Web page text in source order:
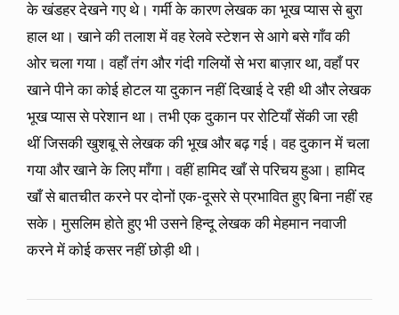
के खंडहर देखने गए थे। गर्मी के कारण लेखक का भूख प्यास से बुरा
हाल था। खाने की तलाश में वह रेलवे स्टेशन से आगे बसे गाँव की
ओर चला गया। वहाँ तंग और गंदी गलियों से भरा बाज़ार था, वहाँ पर
खाने पीने का कोई होटल या दुकान नहीं दिखाई दे रही थी और लेखक
भूख प्यास से परेशान था। तभी एक दुकान पर रोटियाँ सेंकी जा रही
थीं जिसकी खुशबू से लेखक की भूख और बढ़ गई। वह दुकान में चला
गया और खाने के लिए माँगा। वहीं हामिद खाँ से परिचय हुआ। हामिद
खाँ से बातचीत करने पर दोनों एक-दूसरे से प्रभावित हुए बिना नहीं रह
सके। मुसलिम होते हुए भी उसने हिन्दू लेखक की मेहमान नवाजी
करने में कोई कसर नहीं छोड़ी थी।